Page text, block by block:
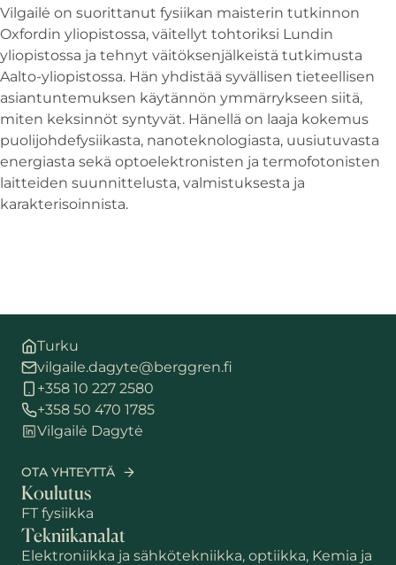
Turku
vilgaile.dagyte@berggren.fi
+358 10 227 2580
+358 50 470 1785
Vilgailė Dagytė
OTA YHTEYTTÄ
Koulutus
FT fysiikka
Tekniikanalat
Elektroniikka ja sähkötekniikka, optiikka, Kemia ja
Vilgailė on suorittanut fysiikan maisterin tutkinnon
Oxfordin yliopistossa, väitellyt tohtoriksi Lundin
yliopistossa ja tehnyt väitöksenjälkeistä tutkimusta
Aalto-yliopistossa. Hän yhdistää syvällisen tieteellisen
asiantuntemuksen käytännön ymmärrykseen siitä,
miten keksinnöt syntyvät. Hänellä on laaja kokemus
puolijohdefysiikasta, nanoteknologiasta, uusiutuvasta
energiasta sekä optoelektronisten ja termofotonisten
laitteiden suunnittelusta, valmistuksesta ja
karakterisoinnista.